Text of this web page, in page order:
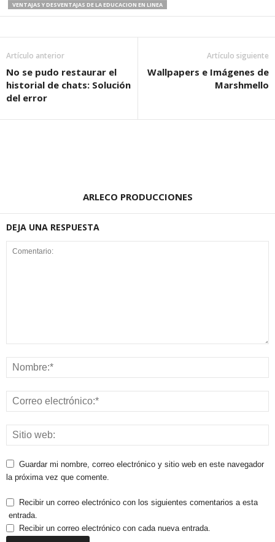
VENTAJAS Y DESVENTAJAS DE LA EDUCACION EN LINEA
Artículo anterior
No se pudo restaurar el
historial de chats: Solución
del error
Artículo siguiente
Wallpapers e Imágenes de
Marshmello
ARLECO PRODUCCIONES
DEJA UNA RESPUESTA
Guardar mi nombre, correo electrónico y sitio web en este navegador
la próxima vez que comente.
Recibir un correo electrónico con los siguientes comentarios a esta
entrada.
Recibir un correo electrónico con cada nueva entrada.